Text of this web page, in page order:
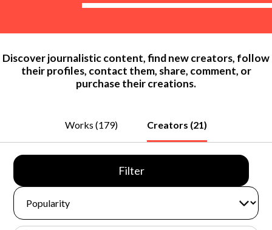
Discover journalistic content, find new creators, follow
their profiles, contact them, share, comment, or
purchase their creations.
Works (179) Creators (21)
Filter